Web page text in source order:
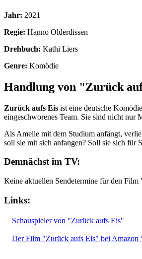
Jahr: 2021
Regie: Hanno Olderdissen
Drehbuch: Kathi Liers
Genre: Komödie
Handlung von "Zurück
Zurück aufs Eis ist eine deutsche
eingeschworenes Team. Sie sind nicht nur
Als Amelie mit dem Studium anfängt,
soll sie mit sich anfangen? Soll sie sich für
Demnächst im TV:
Keine aktuellen Sendetermine für den
Links:
Schauspieler von "Zurück aufs Eis"
Der Film "Zurück aufs Eis" bei Amazon